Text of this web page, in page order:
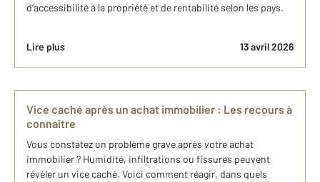
d’accessibilité à la propriété et de rentabilité selon les pays.
Lire plus 13 avril 2026
Vice caché après un achat immobilier : Les recours à
connaître
Vous constatez un problème grave après votre achat
immobilier ? Humidité, infiltrations ou fissures peuvent
révéler un vice caché. Voici comment réagir, dans quels